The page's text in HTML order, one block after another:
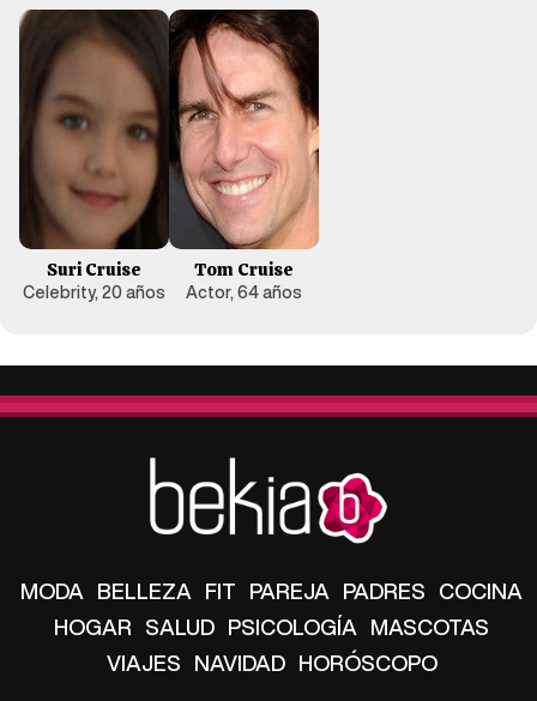
Suri Cruise
Celebrity, 20 años
Tom Cruise
Actor, 64 años
MODA BELLEZA FIT PAREJA PADRES COCINA
HOGAR SALUD PSICOLOGÍA MASCOTAS
VIAJES NAVIDAD HORÓSCOPO